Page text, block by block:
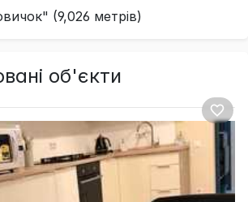
(9,026 метрів)
об'єкти